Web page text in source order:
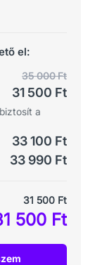
el:
35 000 Ft
31 500 Ft
a
33 100 Ft
33 990 Ft
31 500 Ft
500 Ft